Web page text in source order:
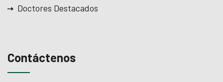
Doctores Destacados
Contáctenos